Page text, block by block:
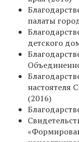
палаты
детского
настоятеля
(2016)